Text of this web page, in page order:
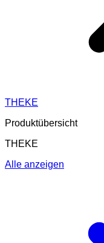
THEKE
Produktübersicht
THEKE
Alle anzeigen